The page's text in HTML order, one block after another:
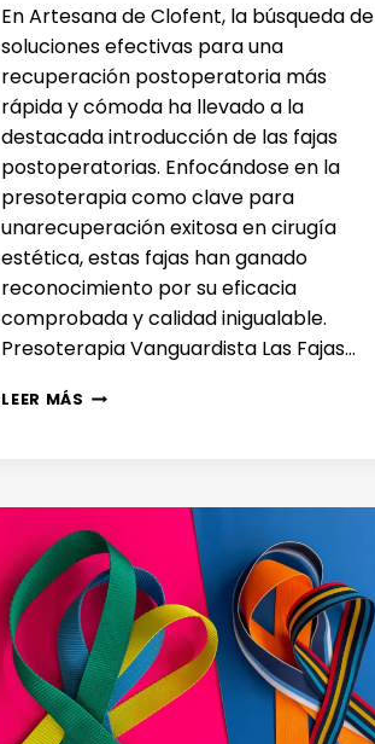
En Artesana de Clofent, la búsqueda de
soluciones efectivas para una
recuperación postoperatoria más
rápida y cómoda ha llevado a la
destacada introducción de las fajas
postoperatorias. Enfocándose en la
presoterapia como clave para
unarecuperación exitosa en cirugía
estética, estas fajas han ganado
reconocimiento por su eficacia
comprobada y calidad inigualable.
Presoterapia Vanguardista Las Fajas…
LEER MÁS DESCUBRE
CON
LAS
FAJAS
POSTOPERATORIAS:
PRESOTERAPIA
PARA
UNA
CIRUGÍA
ESTÉTICA
EXITOSA